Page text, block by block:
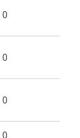
0
0
0
0